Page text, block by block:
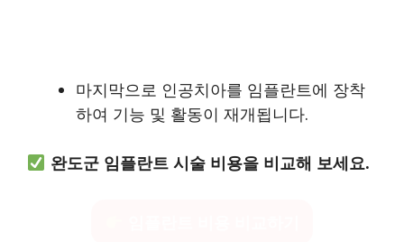
마지막으로 인공치아를 임플란트에 장착
하여 기능 및 활동이 재개됩니다.
완도군 임플란트 시술 비용을 비교해 보세요.